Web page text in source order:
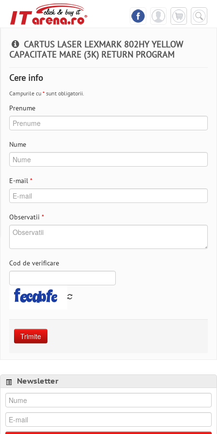
CARTUS LASER LEXMARK 802HY YELLOW
CAPACITATE MARE (3K) RETURN PROGRAM
Cere info
Campurile cu * sunt obligatorii.
Prenume
Nume
E-mail *
Observatii *
Cod de verificare
Trimite
Newsletter